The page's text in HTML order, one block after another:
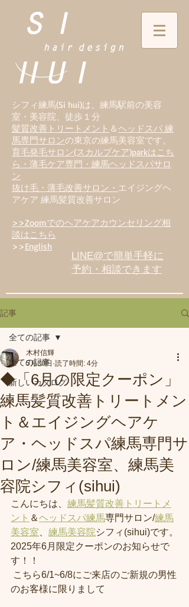
シフィ練馬(Si hui)は、 練馬駅前の美容
室・美容院、徒歩１分
髪質改善トリートメント ＆ヘッドスパ 練
馬専門サロンの東京の練馬美容室です。
育毛発毛サロン(スカルプケア)parkはこち
ら・薄毛ケア専門・練馬ヘッドスパサロ
ン
抜け毛・薄毛改善サロン・ エイジングヘ
アケア 練馬髪質改善サロン
>>Zoomでのヘアケアカウンセリング相
談はこちら
>>English
LINE@で簡単手軽に
予約・相談できます
記事
全ての記事
新しいカタログ
全ての記事
◆「6月の限定クーポン」
練馬髪質改善トリートメン
ト＆エイジングヘアケ
ア・ヘッドスパ練馬専門サ
ロン/練馬美容室、練馬美
容院シフィ(sihui)
木村信輝
5月30日 読了時間: 4分
こんにちは、 練馬髪質改善トリートメ
ント ＆ヘッドスパ練馬専門サロン/練馬
美容室
練馬美容院シフィ(sihui)です。
2025年6月限定クーポンのお知らせで
す！！
のお客様に限りまして